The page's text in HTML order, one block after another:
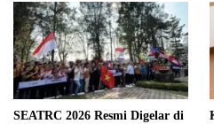
SEATRC 2026 Resmi Digelar di